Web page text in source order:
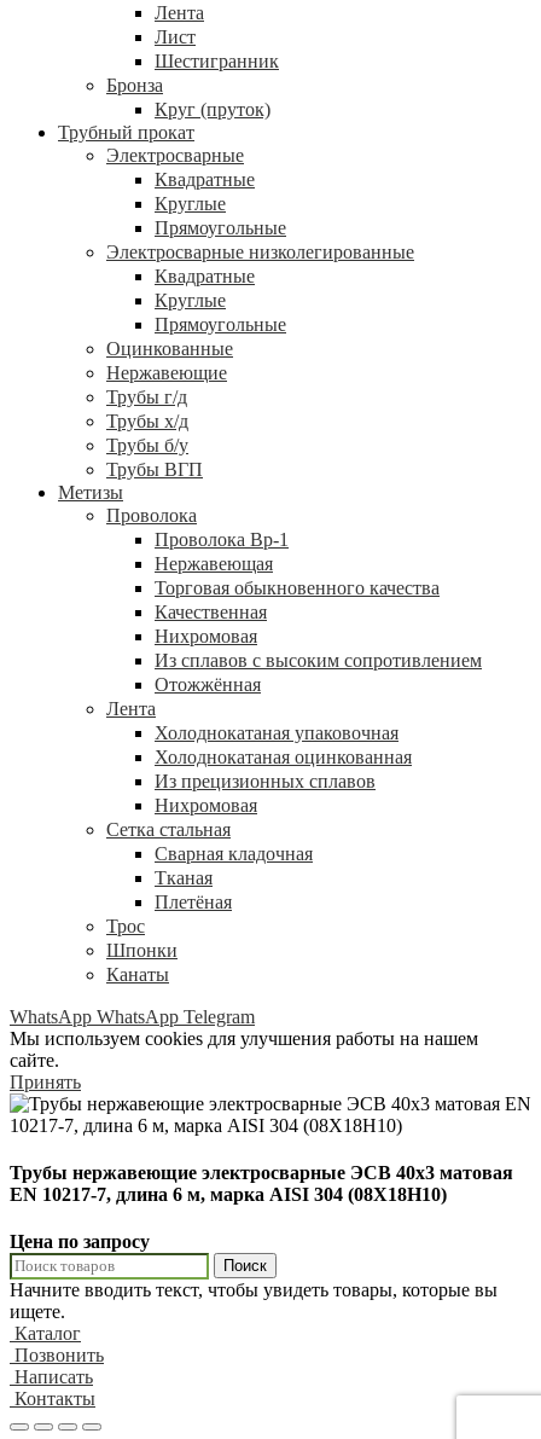
Лента
Лист
Шестигранник
Бронза
Круг (пруток)
Трубный прокат
Электросварные
Квадратные
Круглые
Прямоугольные
Электросварные низколегированные
Квадратные
Круглые
Прямоугольные
Оцинкованные
Нержавеющие
Трубы г/д
Трубы х/д
Трубы б/у
Трубы ВГП
Метизы
Проволока
Проволока Вр-1
Нержавеющая
Торговая обыкновенного качества
Качественная
Нихромовая
Из сплавов с высоким сопротивлением
Отожжённая
Лента
Холоднокатаная упаковочная
Холоднокатаная оцинкованная
Из прецизионных сплавов
Нихромовая
Сетка стальная
Сварная кладочная
Тканая
Плетёная
Трос
Шпонки
Канаты
WhatsApp WhatsApp Telegram
Мы используем cookies для улучшения работы на нашем
сайте.
Принять
Трубы нержавеющие электросварные ЭСВ 40х3 матовая
EN 10217-7, длина 6 м, марка AISI 304 (08Х18Н10)
Цена по запросу
Поиск
Начните вводить текст, чтобы увидеть товары, которые вы
ищете.
Каталог
Позвонить
Написать
Контакты